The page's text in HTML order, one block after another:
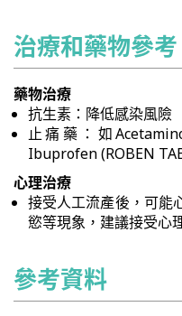
治療和藥物參考
藥物治療
抗生素：降低感染風險
止痛藥：如
Ibuprofen (ROBEN
心理治療
接受人工流產後，可能
慾等現象，建議接受心
參考資料